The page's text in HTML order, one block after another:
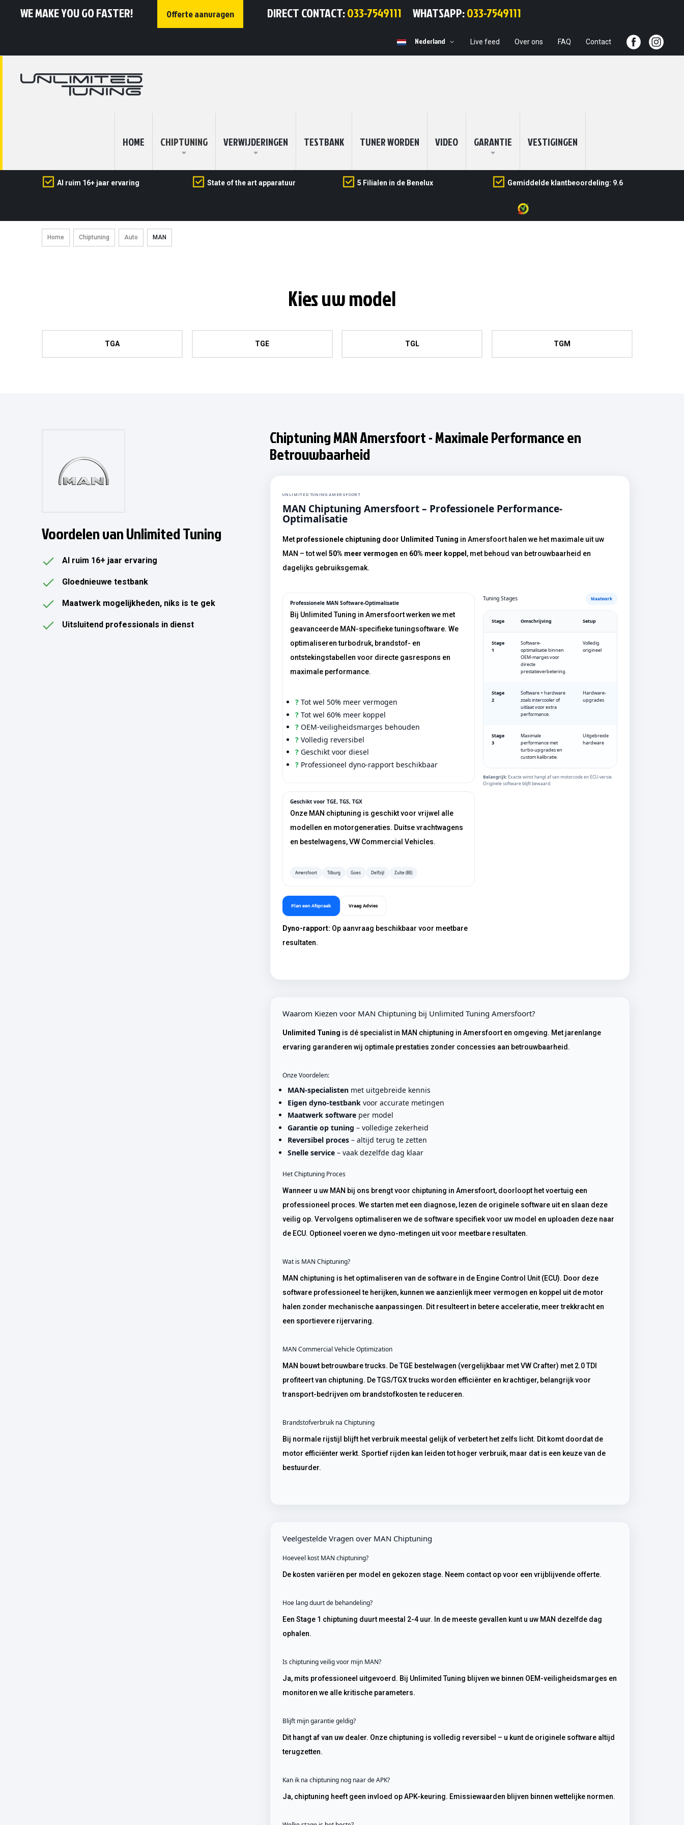
WE MAKE YOU GO FASTER! Offerte aanvragen DIRECT CONTACT:033-7549111 WHATSAPP:033-7549111
Selecteer
Nederland Live feed Over ons FAQ Contact
HOME CHIPTUNING VERWIJDERINGEN TESTBANK TUNER WORDEN VIDEO GARANTIE VESTIGINGEN
Al ruim 16+ jaar ervaring State of the art apparatuur 5 Filialen in de Benelux Gemiddelde klantbeoordeling: 9.6
Home Chiptuning Auto MAN
Kies uw model
TGA TGE TGL TGM
Voordelen van Unlimited Tuning
Al ruim 16+ jaar ervaring
Gloednieuwe testbank
Maatwerk mogelijkheden, niks is te gek
Uitsluitend professionals in dienst
Chiptuning MAN Amersfoort - Maximale Performance en
Betrouwbaarheid
UNLIMITED TUNING AMERSFOORT
MAN Chiptuning Amersfoort – Professionele Performance-
Optimalisatie
Met professionele chiptuning door Unlimited Tuning in Amersfoort halen we het maximale uit uw
MAN – tot wel50% meer vermogen en 60% meer koppel, met behoud van betrouwbaarheid en
dagelijks gebruiksgemak.
Professionele MAN Software-Optimalisatie
Bij Unlimited Tuning in Amersfoort werken we met
geavanceerde MAN-specifieke tuningsoftware. We
optimaliseren turbodruk, brandstof- en
ontstekingstabellen voor directe gasrespons en
maximale performance.
? Tot wel 50% meer vermogen
? Tot wel 60% meer koppel
? OEM-veiligheidsmarges behouden
? Volledig reversibel
? Geschikt voor diesel
? Professioneel dyno-rapport beschikbaar
Geschikt voor TGE, TGS, TGX
Onze MAN chiptuning is geschikt voor vrijwel alle
modellen en motorgeneraties. Duitse vrachtwagens
en bestelwagens, VW Commercial Vehicles.
Amersfoort Tilburg Goes Delfzijl Zulte (BE)
Plan een Afspraak Vraag Advies
Dyno-rapport: Op aanvraag beschikbaar voor meetbare
resultaten.
Tuning Stages Maatwerk
Stage Omschrijving Setup
Stage
1
Software-
optimalisatie binnen
OEM-marges voor
directe
prestatieverbetering.
Volledig
origineel
Stage
2
Software + hardware
zoals intercooler of
uitlaat voor extra
performance.
Hardware-
upgrades
Stage
3
Maximale
performance met
turbo-upgrades en
custom kalibratie.
Uitgebreide
hardware
Belangrijk:Exacte winst hangt af van motorcode en ECU-versie.
Originele software blijft bewaard.
Waarom Kiezen voor MAN Chiptuning bij Unlimited Tuning Amersfoort?
Unlimited Tuning is dé specialist in MAN chiptuning in Amersfoort en omgeving. Met jarenlange
ervaring garanderen wij optimale prestaties zonder concessies aan betrouwbaarheid.
Onze Voordelen:
MAN-specialisten met uitgebreide kennis
Eigen dyno-testbank voor accurate metingen
Maatwerk software per model
Garantie op tuning – volledige zekerheid
Reversibel proces – altijd terug te zetten
Snelle service – vaak dezelfde dag klaar
Het Chiptuning Proces
Wanneer u uw MAN bij ons brengt voor chiptuning in Amersfoort, doorloopt het voertuig een
professioneel proces. We starten met een diagnose, lezen de originele software uit en slaan deze
veilig op. Vervolgens optimaliseren we de software specifiek voor uw model en uploaden deze naar
de ECU. Optioneel voeren we dyno-metingen uit voor meetbare resultaten.
Wat is MAN Chiptuning?
MAN chiptuning is het optimaliseren van de software in de Engine Control Unit (ECU). Door deze
software professioneel te herijken, kunnen we aanzienlijk meer vermogen en koppel uit de motor
halen zonder mechanische aanpassingen. Dit resulteert in betere acceleratie, meer trekkracht en
een sportievere rijervaring.
MAN Commercial Vehicle Optimization
MAN bouwt betrouwbare trucks. De TGE bestelwagen (vergelijkbaar met VW Crafter) met 2.0 TDI
profiteert van chiptuning. De TGS/TGX trucks worden efficiënter en krachtiger, belangrijk voor
transport-bedrijven om brandstofkosten te reduceren.
Brandstofverbruik na Chiptuning
Bij normale rijstijl blijft het verbruik meestal gelijk of verbetert het zelfs licht. Dit komt doordat de
motor efficiënter werkt. Sportief rijden kan leiden tot hoger verbruik, maar dat is een keuze van de
bestuurder.
Veelgestelde Vragen over MAN Chiptuning
Hoeveel kost MAN chiptuning?
De kosten variëren per model en gekozen stage. Neem contact op voor een vrijblijvende offerte.
Hoe lang duurt de behandeling?
Een Stage 1 chiptuning duurt meestal 2-4 uur. In de meeste gevallen kunt u uw MAN dezelfde dag
ophalen.
Is chiptuning veilig voor mijn MAN?
Ja, mits professioneel uitgevoerd. Bij Unlimited Tuning blijven we binnen OEM-veiligheidsmarges en
monitoren we alle kritische parameters.
Blijft mijn garantie geldig?
Dit hangt af van uw dealer. Onze chiptuning is volledig reversibel – u kunt de originele software altijd
terugzetten.
Kan ik na chiptuning nog naar de APK?
Ja, chiptuning heeft geen invloed op APK-keuring. Emissiewaarden blijven binnen wettelijke normen.